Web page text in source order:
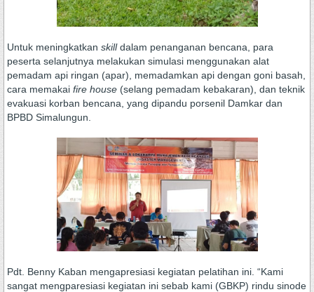
Untuk meningkatkan skilldalam penanganan bencana, para
peserta selanjutnya melakukan simulasi menggunakan alat
pemadam api ringan (apar), memadamkan api dengan goni basah,
cara memakai fire house (selang pemadam kebakaran), dan teknik
evakuasi korban bencana, yang dipandu porsenil Damkar dan
BPBD Simalungun.
Pdt. Benny Kaban mengapresiasi kegiatan pelatihan ini. “Kami
sangat mengparesiasi kegiatan ini sebab kami (GBKP) rindu sinode